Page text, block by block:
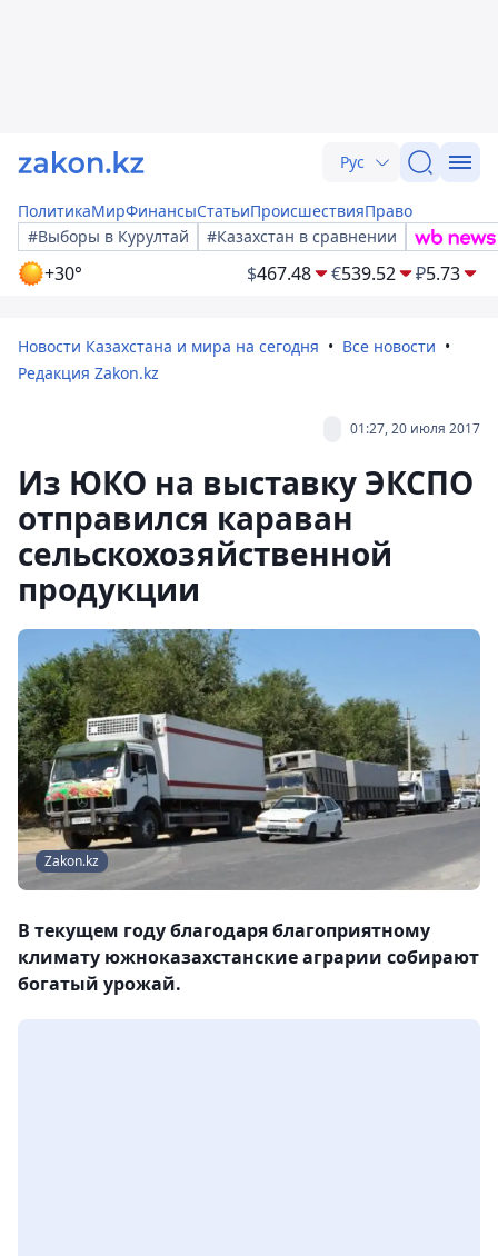
Рус
ПолитикаМирФинансыСтатьиПроисшествияПраво
#Выборы в Курултай
#Казахстан в сравнении
+30° $467.48 €539.52 ₽5.73
Новости Казахстана и мира на сегодня
Все новости
Редакция Zakon.kz
01:27, 20 июля 2017
Из ЮКО на выставку ЭКСПО
отправился караван
сельскохозяйственной
продукции
Zakon.kz
В текущем году благодаря благоприятному
климату южноказахстанские аграрии собирают
богатый урожай.